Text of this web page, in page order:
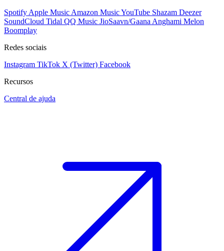
Spotify Apple Music Amazon MusicYouTube Shazam Deezer
SoundCloud Tidal QQ Music JioSaavn/Gaana Anghami Melon
Boomplay
Redes sociais
Instagram TikTok X (Twitter) Facebook
Recursos
Central de ajuda